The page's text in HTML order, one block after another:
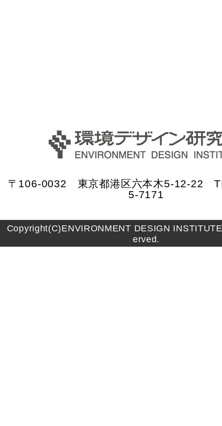
〒106-0032 東京都港区六本木5-12-22
5-7171
Copyright(C)ENVIRONMENT DESIGN
erved.